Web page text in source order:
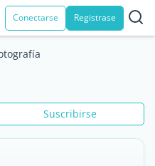
Conectarse Registrase
Suscribirse